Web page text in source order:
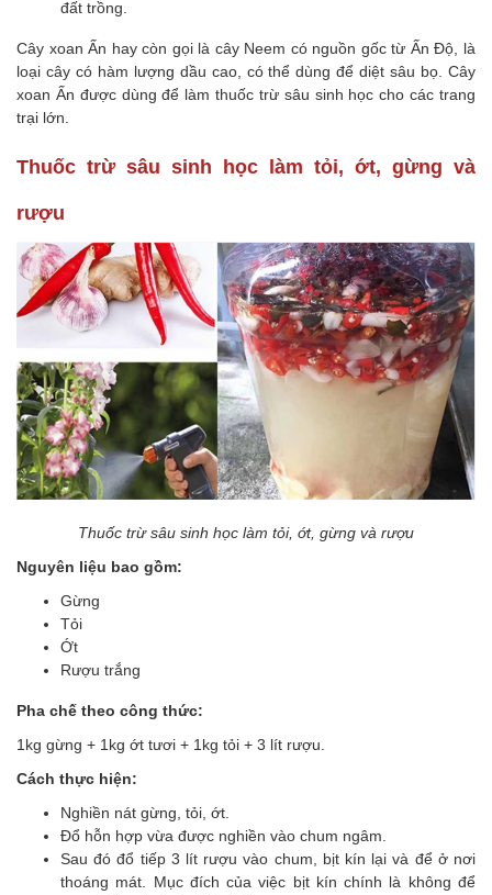
đất trồng.
Cây xoan Ấn hay còn gọi là cây Neem có nguồn gốc từ Ấn Độ, là
loại cây có hàm lượng dầu cao, có thể dùng để diệt sâu bọ. Cây
xoan Ấn được dùng để làm thuốc trừ sâu sinh học cho các trang
trại lớn.
Thuốc trừ sâu sinh học làm tỏi, ớt, gừng và
rượu
Thuốc trừ sâu sinh học làm tỏi, ớt, gừng và rượu
Nguyên liệu bao gồm:
Gừng
Tỏi
Ớt
Rượu trắng
Pha chế theo công thức:
1kg gừng + 1kg ớt tươi + 1kg tỏi + 3 lít rượu.
Cách thực hiện:
Nghiền nát gừng, tỏi, ớt.
Đổ hỗn hợp vừa được nghiền vào chum ngâm.
Sau đó đổ tiếp 3 lít rượu vào chum, bịt kín lại và để ở nơi
thoáng mát. Mục đích của việc bịt kín chính là không để